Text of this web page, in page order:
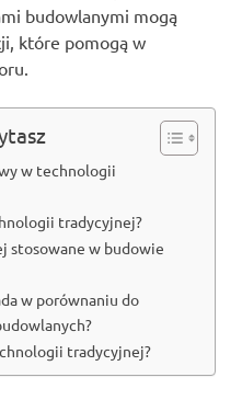
budowlanymi mogą
które pomogą w
w technologii
tradycyjnej?
stosowane w budowie
w porównaniu do
tradycyjnej?